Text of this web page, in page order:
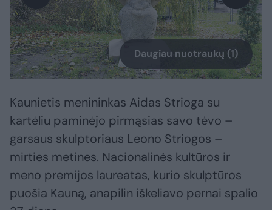
Daugiau nuotraukų (1)
Kaunietis menininkas Aidas Strioga su
kartėliu paminėjo pirmąsias savo tėvo –
garsaus skulptoriaus Leono Striogos –
mirties metines. Nacionalinės kultūros ir
meno premijos laureatas, kurio skulptūros
puošia Kauną, anapilin iškeliavo pernai spalio